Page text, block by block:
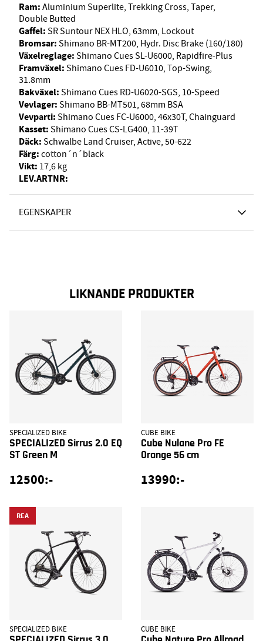
Ram: Aluminium Superlite, Trekking Cross, Taper,
Double Butted
Gaffel: SR Suntour NEX HLO, 63mm, Lockout
Bromsar: Shimano BR-MT200, Hydr. Disc Brake (160/180)
Växelreglage: Shimano Cues SL-U6000, Rapidfire-Plus
Framväxel: Shimano Cues FD-U6010, Top-Swing,
31.8mm
Bakväxel: Shimano Cues RD-U6020-SGS, 10-Speed
Vevlager: Shimano BB-MT501, 68mm BSA
Vevparti: Shimano Cues FC-U6000, 46x30T, Chainguard
Kasset: Shimano Cues CS-LG400, 11-39T
Däck: Schwalbe Land Cruiser, Active, 50-622
Färg: cotton´n´black
Vikt: 17,6 kg
LEV.ARTNR:
EGENSKAPER
LIKNANDE PRODUKTER
SPECIALIZED BIKE
SPECIALIZED Sirrus 2.0 EQ
ST Green M
12500:-
CUBE BIKE
Cube Nulane Pro FE
Orange 56 cm
13990:-
REA
SPECIALIZED BIKE CUBE BIKE